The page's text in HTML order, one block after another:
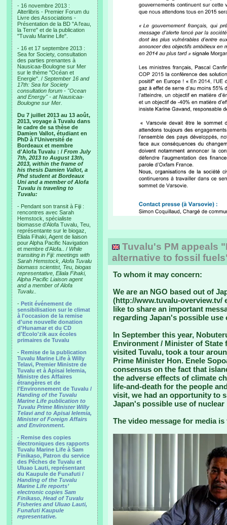
- 16 novembre 2013 :
Alterlibris - Premier Forum du
Livre des Associations -
Présentation de la BD "A l'eau,
la Terre" et de la publication
"Tuvalu Marine Life".
- 16 et 17 septembre 2013 :
Sea for Society, consultation
des parties prenantes à
Nausicaa-Boulogne sur Mer
sur le thème "Océan et
Energie". / September 16 and
17th: Sea for Society
consultation forum - "Ocean
and Energy" - at Nausicaa-
Boulogne sur Mer.
Du 7 juillet 2013 au 13 août,
2013, voyage à Tuvalu dans
le cadre de sa thèse de
Damien Vallot, étudiant en
PhD à l'Université de
Bordeaux et membre
d'Alofa Tuvalu : / From July
7th, 2013 to August 13th,
2013, within the frame of
his thesis Damien Vallot, a
Phd student at Bordeaux
Uni and a member of Alofa
Tuvalu is traveling to
Tuvalu:
- Pendant son transit à Fiji :
rencontres avec Sarah
Hemstock, spécialiste
biomasse d’Alofa Tuvalu, Teu,
représentante sur le biogaz,
Eliala Fihaki, Agent de liaison
pour Alpha Pacific Navigation
et membre d’Alofa.. / While
transiting in Fiji: meetings with
Sarah Hemstock, Alofa Tuvalu
biomass scientist, Teu, biogas
representative, Eliala Fihaki,
Alpha Pacific Liaison agent
and a member of Alofa
Tuvalu..
- Petit événement de
sensibilisation sur le climat
à l'occasion de la remise
d'une nouvelle donation
d'Hunamar et du CD
d'Ecolo'zik aux écoles
primaires de Tuvalu
- Remise de la publication
Tuvalu Marine Life à Willy
Telavi, Premier Ministre de
Tuvalu et à Apisai Ielemia,
Ministre des Affaires
étrangères et de
l'Environnement de Tuvalu /
Handing of the Tuvalu
Marine Life publication to
Tuvalu Prime Minister Willy
Telavi and to Apisai Ielemia,
Minister of Foreign Affairs
and Environment.
- Remise des copies
électroniques des rapports
Tuvalu Marine Life à Sam
Finikaso, Patron du service
des Pêches de Tuvalu et
Uluao Lauti, représentant
du Kaupule de Funafuti /
Handing of the Tuvalu
Marine Life reports’
electronic copies Sam
Finikaso, Head of Tuvalu
Fisheries and Uluao Lauti,
Funafuti Kaupule
representative.
Tuvalu's PM appeals
alternative to fossil
To whom it may concern:
We are an NGO based out of
(http://www.tuvalu-overview.tv/
like to share an important
regarding Japan's possible use
In September this year,
Environment / Minister of State
visited Tuvalu, took a tour
Prime Minister Hon. Enele
consensus on the fact that
the adverse effects of climate
life-and-death for the people
visit, we had an opportunity to
Japan's possible use of nuclear
The video message for media